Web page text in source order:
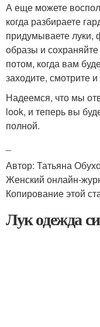
А еще можете
когда разбираете
придумываете луки,
образы и
потом, когда вам
заходите, смотрите
Надеемся, что мы
look, и теперь вы
полной.
Автор: Татьяна
Женский онлайн-
Копирование этой
Лук одежда